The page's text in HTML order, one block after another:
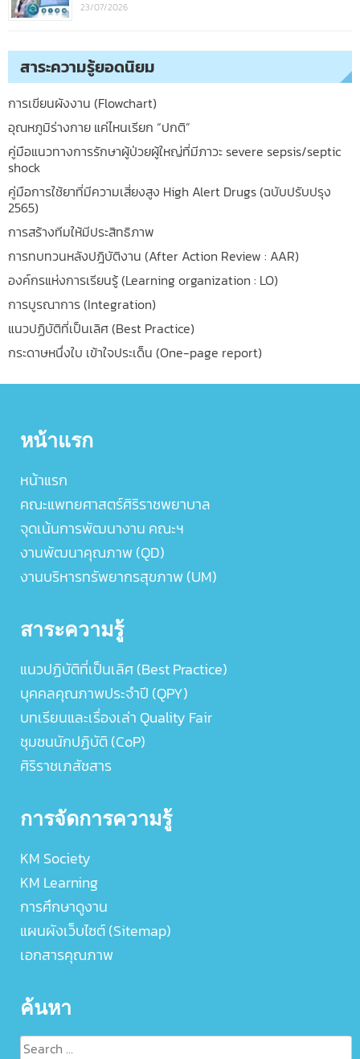
23/07/2026
สาระความรู้ยอดนิยม
การเขียนผังงาน (Flowchart)
อุณหภูมิร่างกาย แค่ไหนเรียก “ปกติ”
คู่มือแนวทางการรักษาผู้ป่วยผู้ใหญ่ที่มีภาวะ severe sepsis/septic
shock
คู่มือการใช้ยาที่มีความเสี่ยงสูง High Alert Drugs (ฉบับปรับปรุง
2565)
การสร้างทีมให้มีประสิทธิภาพ
การทบทวนหลังปฎิบัติงาน (After Action Review : AAR)
องค์กรแห่งการเรียนรู้ (Learning organization : LO)
การบูรณาการ (Integration)
แนวปฏิบัติที่เป็นเลิศ (Best Practice)
กระดาษหนึ่งใบ เข้าใจประเด็น (One-page report)
หน้าแรก
หน้าแรก
คณะแพทยศาสตร์ศิริราชพยาบาล
จุดเน้นการพัฒนางาน คณะฯ
งานพัฒนาคุณภาพ (QD)
งานบริหารทรัพยากรสุขภาพ (UM)
สาระความรู้
แนวปฏิบัติที่เป็นเลิศ (Best Practice)
บุคคลคุณภาพประจำปี (QPY)
บทเรียนและเรื่องเล่า Quality Fair
ชุมชนนักปฏิบัติ (CoP)
ศิริราชเภสัชสาร
การจัดการความรู้
KM Society
KM Learning
การศึกษาดูงาน
แผนผังเว็บไซต์ (Sitemap)
เอกสารคุณภาพ
ค้นหา
Search